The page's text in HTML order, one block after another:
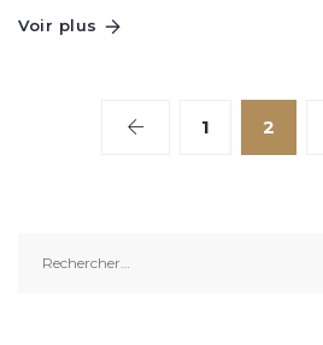
Voir plus
1 2